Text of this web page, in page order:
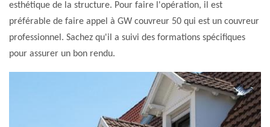
esthétique de la structure. Pour faire l'opération, il est
préférable de faire appel à GW couvreur 50 qui est un couvreur
professionnel. Sachez qu'il a suivi des formations spécifiques
pour assurer un bon rendu.